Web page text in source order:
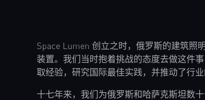
Space Lumen 创立之时，俄罗斯的建筑照
装置。我们当时抱着挑战的态度去做这件
取经验，研究国际最佳实践，并推动了行业
十七年来，我们为俄罗斯和哈萨克斯坦数